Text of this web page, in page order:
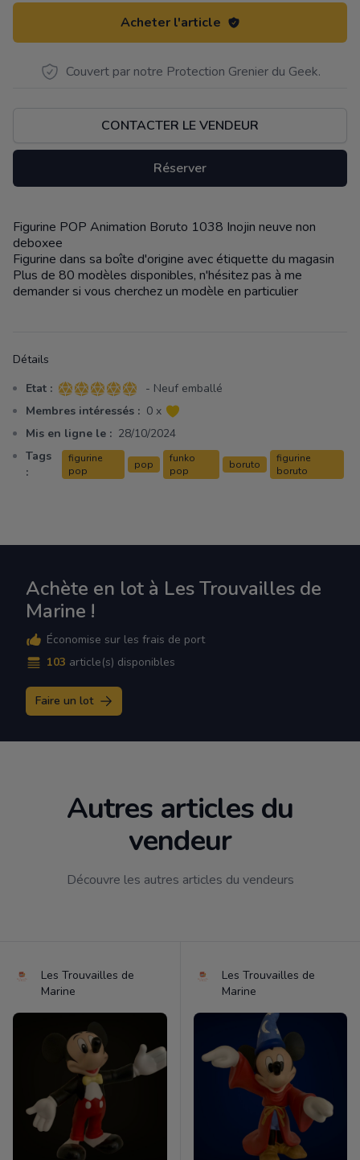
Acheter l'article
Couvert par notre Protection Grenier du Geek.
CONTACTER LE VENDEUR
Réserver
Description
Figurine POP Animation Boruto 1038 Inojin neuve non
deboxee
Figurine dans sa boîte d'origine avec étiquette du magasin
Plus de 80 modèles disponibles, n'hésitez pas à me
demander si vous cherchez un modèle en particulier
Détails
Etat : 5 sur 5 étoiles
- Neuf emballé
Membres intéressés : 0 x
Mis en ligne le : 28/10/2024
Tags
:
figurine
pop
pop
funko
pop
boruto
figurine
boruto
Achète en lot à Les Trouvailles de
Marine !
Économise sur les frais de port
103 article(s) disponibles
Faire un lot
Autres articles du
vendeur
Découvre les autres articles du vendeurs
Les Trouvailles de
Marine
Les Trouvailles de
Marine